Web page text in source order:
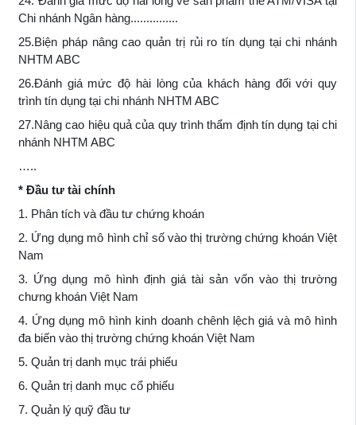
Chi nhánh Ngân hàng...............
25.Biện pháp nâng cao quản trị rủi ro tín dụng tại chi nhánh
NHTM ABC
26.Đánh giá mức độ hài lòng của khách hàng đối với quy
trình tín dụng tại chi nhánh NHTM ABC
27.Nâng cao hiệu quả của quy trình thẩm định tín dụng tại chi
nhánh NHTM ABC
…..
* Đầu tư tài chính
1. Phân tích và đầu tư chứng khoán
2. Ứng dụng mô hình chỉ số vào thị trường chứng khoán Việt
Nam
3. Ứng dụng mô hình định giá tài sản vốn vào thị trường
chưng khoán Việt Nam
4. Ứng dụng mô hình kinh doanh chênh lệch giá và mô hình
đa biến vào thị trường chứng khoán Việt Nam
5. Quản trị danh mục trái phiếu
6. Quản trị danh mục cổ phiếu
7. Quản lý quỹ đầu tư